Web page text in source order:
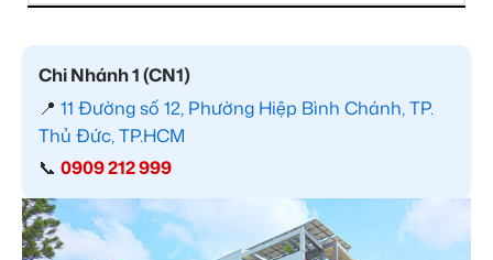
Chi Nhánh 1 (CN1)
📍 11 Đường số 12, Phường Hiệp Bình Chánh, TP.
Thủ Đức, TP.HCM
📞 0909 212 999